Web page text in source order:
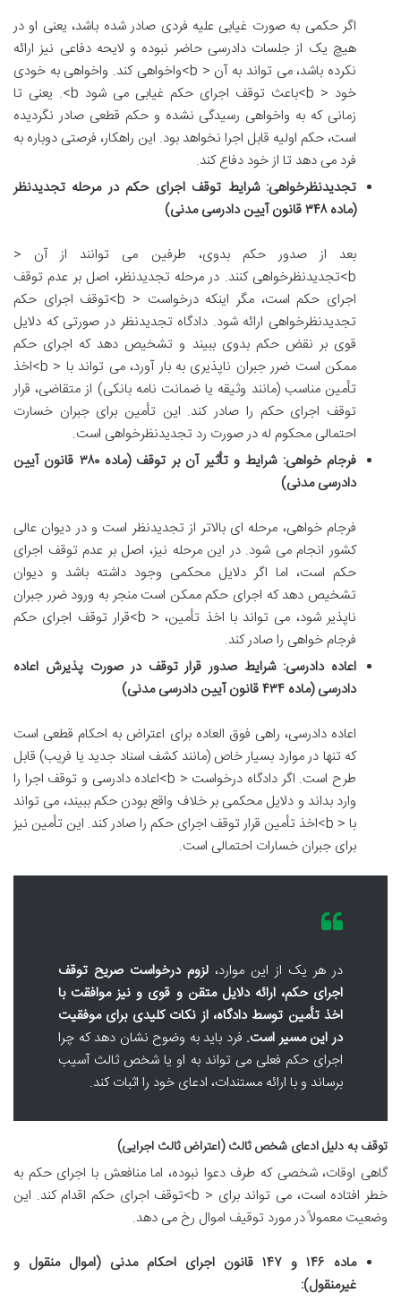
اگر حکمی به صورت غیابی علیه فردی صادر شده باشد، یعنی او در
هیچ یک از جلسات دادرسی حاضر نبوده و لایحه دفاعی نیز ارائه
نکرده باشد، می تواند به آن < b>واخواهی کند. واخواهی به خودی
خود < b>باعث توقف اجرای حکم غیابی می شود b>. یعنی تا
زمانی که به واخواهی رسیدگی نشده و حکم قطعی صادر نگردیده
است، حکم اولیه قابل اجرا نخواهد بود. این راهکار، فرصتی دوباره به
فرد می دهد تا از خود دفاع کند.
تجدیدنظرخواهی: شرایط توقف اجرای حکم در مرحله تجدیدنظر
(ماده ۳۴۸ قانون آیین دادرسی مدنی)
بعد از صدور حکم بدوی، طرفین می توانند از آن <
b>تجدیدنظرخواهی کنند. در مرحله تجدیدنظر، اصل بر عدم توقف
اجرای حکم است، مگر اینکه درخواست < b>توقف اجرای حکم
تجدیدنظرخواهی ارائه شود. دادگاه تجدیدنظر در صورتی که دلایل
قوی بر نقض حکم بدوی ببیند و تشخیص دهد که اجرای حکم
ممکن است ضرر جبران ناپذیری به بار آورد، می تواند با < b>اخذ
تأمین مناسب (مانند وثیقه یا ضمانت نامه بانکی) از متقاضی، قرار
توقف اجرای حکم را صادر کند. این تأمین برای جبران خسارت
احتمالی محکوم له در صورت رد تجدیدنظرخواهی است.
فرجام خواهی: شرایط و تأثیر آن بر توقف (ماده ۳۸۰ قانون آیین
دادرسی مدنی)
فرجام خواهی، مرحله ای بالاتر از تجدیدنظر است و در دیوان عالی
کشور انجام می شود. در این مرحله نیز، اصل بر عدم توقف اجرای
حکم است، اما اگر دلایل محکمی وجود داشته باشد و دیوان
تشخیص دهد که اجرای حکم ممکن است منجر به ورود ضرر جبران
ناپذیر شود، می تواند با اخذ تأمین، < b>قرار توقف اجرای حکم
فرجام خواهی را صادر کند.
اعاده دادرسی: شرایط صدور قرار توقف در صورت پذیرش اعاده
دادرسی (ماده ۴۳۴ قانون آیین دادرسی مدنی)
اعاده دادرسی، راهی فوق العاده برای اعتراض به احکام قطعی است
که تنها در موارد بسیار خاص (مانند کشف اسناد جدید یا فریب) قابل
طرح است. اگر دادگاه درخواست < b>اعاده دادرسی و توقف اجرا را
وارد بداند و دلایل محکمی بر خلاف واقع بودن حکم ببیند، می تواند
با < b>اخذ تأمین قرار توقف اجرای حکم را صادر کند. این تأمین نیز
برای جبران خسارات احتمالی است.
در هر یک از این موارد، لزوم درخواست صریح توقف
اجرای حکم، ارائه دلایل متقن و قوی و نیز موافقت با
اخذ تأمین توسط دادگاه، از نکات کلیدی برای موفقیت
در این مسیر است. فرد باید به وضوح نشان دهد که چرا
اجرای حکم فعلی می تواند به او یا شخص ثالث آسیب
برساند و با ارائه مستندات، ادعای خود را اثبات کند.
توقف به دلیل ادعای شخص ثالث (اعتراض ثالث اجرایی)
گاهی اوقات، شخصی که طرف دعوا نبوده، اما منافعش با اجرای حکم به
خطر افتاده است، می تواند برای < b>توقف اجرای حکم اقدام کند. این
وضعیت معمولاً در مورد توقیف اموال رخ می دهد.
ماده ۱۴۶ و ۱۴۷ قانون اجرای احکام مدنی (اموال منقول و
غیرمنقول):